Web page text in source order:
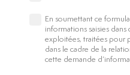
En soumettant ce
informations saisies
exploitées, traitées pour
dans le cadre de la
cette demande